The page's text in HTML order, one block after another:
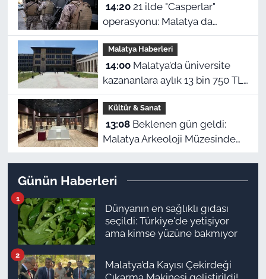
14:2021 ilde "Casperlar"
operasyonu: Malatya da
listede! 151 kişiye dava açıldı
Malatya Haberleri
14:00Malatya’da üniversite
kazananlara aylık 13 bin 750 TL:
Kimler başvurabilir?
Kültür & Sanat
13:08Beklenen gün geldi:
Malatya Arkeoloji Müzesinde
binlerce yıllık eserler görücüye
Günün Haberleri
Dünyanın en sağlıklı gıdası
seçildi: Türkiye'de yetişiyor
ama kimse yüzüne bakmıyor
1
Malatya’da Kayısı Çekirdeği
2